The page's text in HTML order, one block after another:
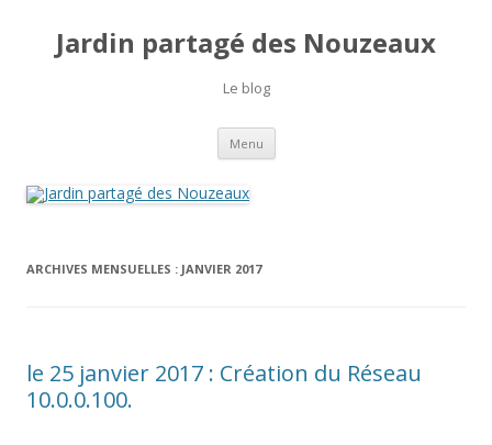
Jardin partagé des Nouzeaux
Le blog
Menu Aller
contenu
ARCHIVES MENSUELLES : JANVIER 2017
le 25 janvier 2017 : Création du Réseau
10.0.0.100.